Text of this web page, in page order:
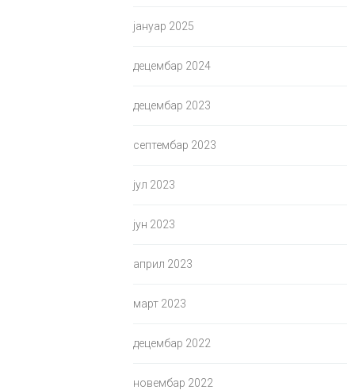
јануар 2025
децембар 2024
децембар 2023
септембар 2023
јул 2023
јун 2023
април 2023
март 2023
децембар 2022
новембар 2022